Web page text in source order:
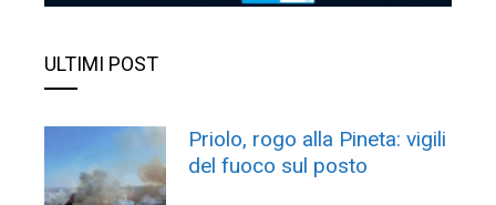
ULTIMI POST
Priolo, rogo alla Pineta: vigili
del fuoco sul posto